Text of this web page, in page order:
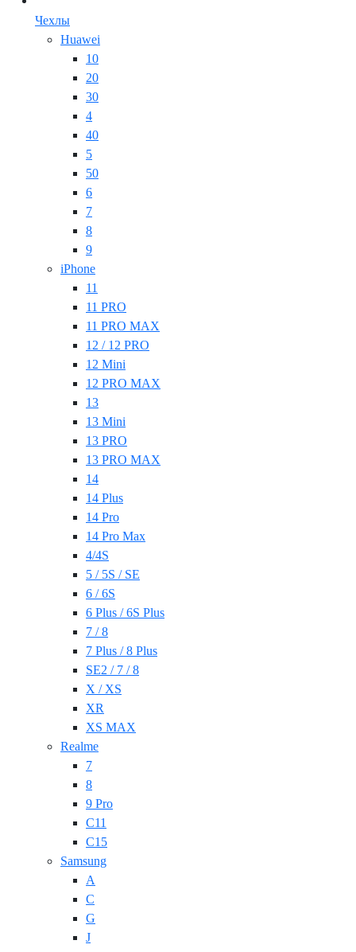
Чехлы
Huawei
10
20
30
4
40
5
50
6
7
8
9
iPhone
11
11 PRO
11 PRO MAX
12 / 12 PRO
12 Mini
12 PRO MAX
13
13 Mini
13 PRO
13 PRO MAX
14
14 Plus
14 Pro
14 Pro Max
4/4S
5 / 5S / SE
6 / 6S
6 Plus / 6S Plus
7 / 8
7 Plus / 8 Plus
SE2 / 7 / 8
X / XS
XR
XS MAX
Realme
7
8
9 Pro
C11
C15
Samsung
A
C
G
J